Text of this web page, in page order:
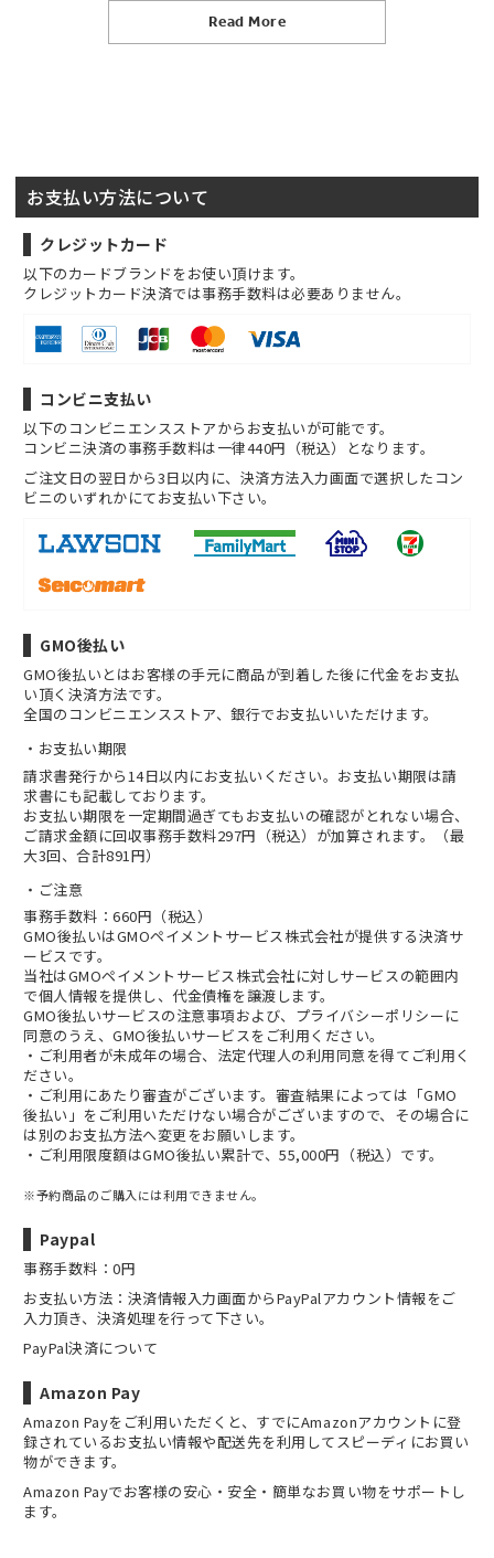
Read More
お支払い方法について
クレジットカード
以下のカードブランドをお使い頂けます。
クレジットカード決済では事務手数料は必要ありません。
コンビニ支払い
以下のコンビニエンスストアからお支払いが可能です。
コンビニ決済の事務手数料は一律440円（税込）となります。
ご注文日の翌日から3日以内に、決済方法入力画面で選択したコン
ビニのいずれかにてお支払い下さい。
GMO後払い
GMO後払いとはお客様の手元に商品が到着した後に代金をお支払
い頂く決済方法です。
全国のコンビニエンスストア、銀行でお支払いいただけます。
お支払い期限
請求書発行から14日以内にお支払いください。お支払い期限は請
求書にも記載しております。
お支払い期限を一定期間過ぎてもお支払いの確認がとれない場合、
ご請求金額に回収事務手数料297円（税込）が加算されます。（最
大3回、合計891円）
ご注意
事務手数料：660円（税込）
GMO後払いはGMOペイメントサービス株式会社が提供する決済サ
ービスです。
当社はGMOペイメントサービス株式会社に対しサービスの範囲内
で個人情報を提供し、代金債権を譲渡します。
GMO後払いサービスの注意事項および、 プライバシーポリシーに
同意のうえ、GMO後払いサービスをご利用ください。
・ご利用者が未成年の場合、法定代理人の利用同意を得てご利用く
ださい。
・ご利用にあたり審査がございます。審査結果によっては「GMO
後払い」をご利用いただけない場合がございますので、その場合に
は別のお支払方法へ変更をお願いします。
・ご利用限度額はGMO後払い累計で、55,000円（税込）です。
※予約商品のご購入には利用できません。
Paypal
事務手数料：0円
お支払い方法：決済情報入力画面からPayPalアカウント情報をご
入力頂き、決済処理を行って下さい。
PayPal決済について
Amazon Pay
Amazon Payをご利用いただくと、すでにAmazonアカウントに登
録されているお支払い情報や配送先を利用してスピーディにお買い
物ができます。
Amazon Payでお客様の安心・安全・簡単なお買い物をサポートし
ます。